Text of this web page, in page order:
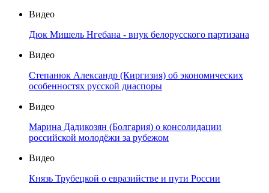
Видео
Дюк Мишель Нгебана - внук белорусского партизана
Видео
Степанюк Александр (Киргизия) об экономических
особенностях русской диаспоры
Видео
Марина Дадикозян (Болгария) о консолидации
российской молодёжи за рубежом
Видео
Князь Трубецкой о евразийстве и пути России